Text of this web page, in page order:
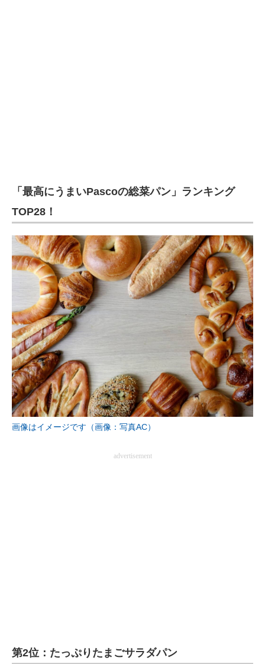
「最高にうまいPascoの総菜パン」ランキング
TOP28！
画像はイメージです（画像：写真AC）
advertisement
第2位：たっぷりたまごサラダパン